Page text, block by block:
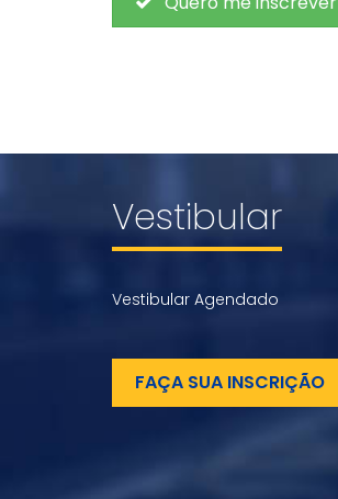
Vestibular
Vestibular Agendado
FAÇA SUA INSCRIÇÃO